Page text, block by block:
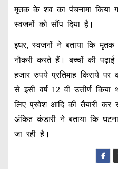
मृतक के शव का पंचनामा किया
स्वजनों को सौंप दिया है।
इधर, स्वजनों ने बताया कि मृतक
नौकरी करते हैं। बच्चों की
हजार रुपये प्रतिमाह किराये
से इसी वर्ष 12 वीं उत्तीर्ण
लिए प्रवेश आदि की तैयारी कर
अंकित कंडारी ने बताया कि
जा रही है।